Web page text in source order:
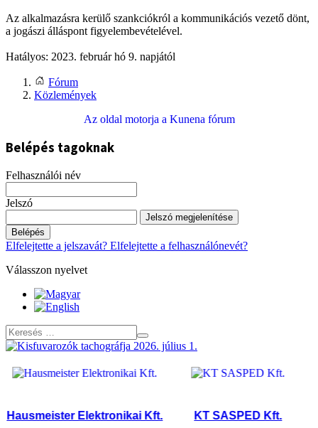
Az alkalmazásra kerülő szankciókról a kommunikációs vezető dönt,
a jogászi álláspont figyelembevételével.
Hatályos: 2023. február hó 9. napjától
Fórum
Közlemények
Az oldal motorja a Kunena fórum
Belépés tagoknak
Felhasználói név
Jelszó
Jelszó megjelenítése
Belépés
Elfelejtette a jelszavát? Elfelejtette a felhasználónevét?
Válasszon nyelvet
Elektronikai Kft. KT SASPED Kft.